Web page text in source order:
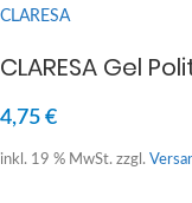
CLARESA
CLARESA Gel
4,75 €
inkl. 19 % MwSt. zzgl.